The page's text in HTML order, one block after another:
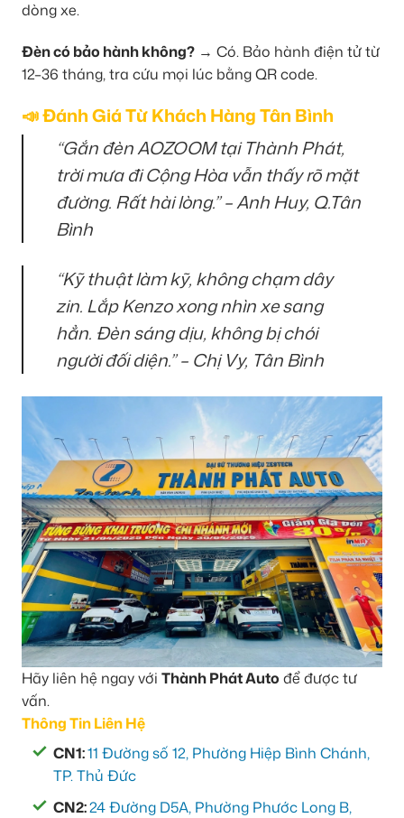
dòng xe.
Đèn có bảo hành không? → Có. Bảo hành điện tử từ
12–36 tháng, tra cứu mọi lúc bằng QR code.
📣 Đánh Giá Từ Khách Hàng Tân Bình
“Gắn đèn AOZOOM tại Thành Phát,
trời mưa đi Cộng Hòa vẫn thấy rõ mặt
đường. Rất hài lòng.” – Anh Huy, Q.Tân
Bình
“Kỹ thuật làm kỹ, không chạm dây
zin. Lắp Kenzo xong nhìn xe sang
hẳn. Đèn sáng dịu, không bị chói
người đối diện.” – Chị Vy, Tân Bình
Hãy liên hệ ngay với Thành Phát Auto để được tư
vấn.
Thông Tin Liên Hệ
CN1:11 Đường số 12, Phường Hiệp Bình Chánh,
TP. Thủ Đức
CN2:24 Đường D5A, Phường Phước Long B,